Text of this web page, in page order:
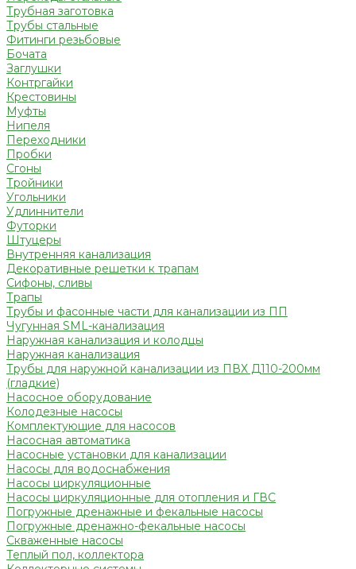
Трубная заготовка
Трубы стальные
Фитинги резьбовые
Бочата
Заглушки
Контргайки
Крестовины
Муфты
Нипеля
Переходники
Пробки
Сгоны
Тройники
Угольники
Удлиннители
Футорки
Штуцеры
Внутренняя канализация
Декоративные решетки к трапам
Сифоны, сливы
Трапы
Трубы и фасонные части для канализации из ПП
Чугунная SML-канализация
Наружная канализация и колодцы
Наружная канализация
Трубы для наружной канализации из ПВХ Д110-200мм
(гладкие)
Насосное оборудование
Колодезные насосы
Комплектующие для насосов
Насосная автоматика
Насосные установки для канализации
Насосы для водоснабжения
Насосы циркуляционные
Насосы циркуляционные для отопления и ГВС
Погружные дренажные и фекальные насосы
Погружные дренажно-фекальные насосы
Скваженные насосы
Теплый пол, коллектора